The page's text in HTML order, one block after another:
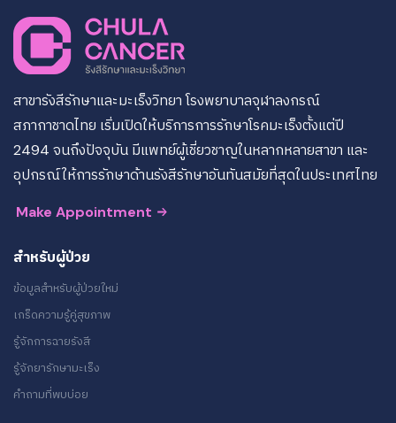
สาขารังสีรักษาและมะเร็งวิทยา โรงพยาบาลจุฬาลงกรณ์
สภากาชาดไทย เริ่มเปิดให้บริการการรักษาโรคมะเร็งตั้งแต่ปี
2494 จนถึงปัจจุบัน มีแพทย์ผู้เชี่ยวชาญในหลากหลายสาขา และ
อุปกรณ์ให้การรักษาด้านรังสีรักษาอันทันสมัยที่สุดในประเทศไทย
Make Appointment
สำหรับผู้ป่วย
ข้อมูลสำหรับผู้ป่วยใหม่
เกร็ดความรู้คู่สุขภาพ
รู้จักการฉายรังสี
รู้จักยารักษามะเร็ง
คำถามที่พบบ่อย